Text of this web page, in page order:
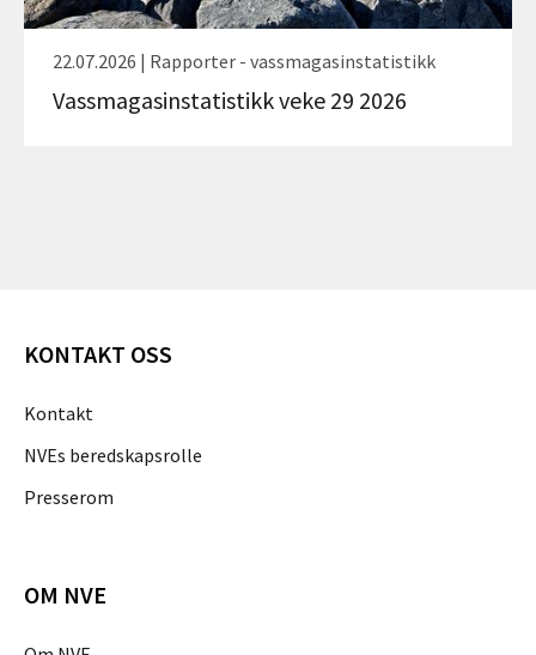
22.07.2026 | Rapporter - vassmagasinstatistikk
Vassmagasinstatistikk veke 29 2026
KONTAKT OSS
Kontakt
NVEs beredskapsrolle
Presserom
OM NVE